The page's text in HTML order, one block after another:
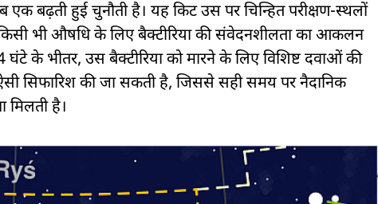
बढ़ती हुई चुनौती है। यह किट उस पर चिन्हित परीक्षण-स्थलों
भी औषधि के लिए बैक्टीरिया की संवेदनशीलता का आकलन
के भीतर, उस बैक्टीरिया को मारने के लिए विशिष्ट दवाओं की
सिफारिश की जा सकती है, जिससे सही समय पर नैदानिक
मिलती है।